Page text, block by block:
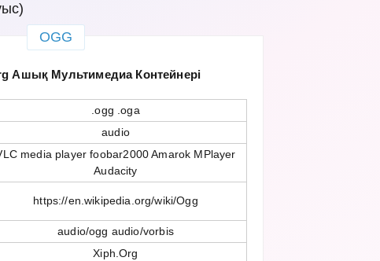
OGG
Ашық Мультимедиа Контейнері
.ogg .oga
audio
media player foobar2000 Amarok MPlayer
Audacity
https://en.wikipedia.org/wiki/Ogg
audio/ogg audio/vorbis
Xiph.Org